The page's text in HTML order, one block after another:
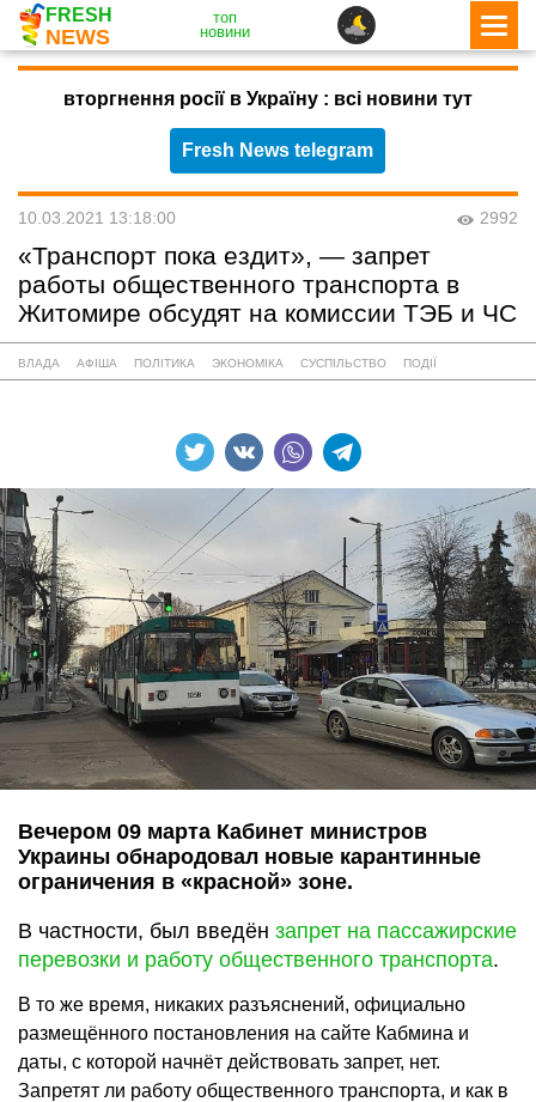
FRESH
NEWS
топ
новини
вторгнення росії в Україну : всі новини тут
Fresh News telegram
10.03.2021 13:18:00 2992
«Транспорт пока ездит», — запрет
работы общественного транспорта в
Житомире обсудят на комиссии ТЭБ и ЧС
ВЛАДА АФІША ПОЛІТИКА ЭКОНОМІКА СУСПІЛЬСТВО ПОДІЇ
Вечером 09 марта Кабинет министров
Украины обнародовал новые карантинные
ограничения в «красной» зоне.
В частности, был введён запрет на пассажирские
перевозки и работу общественного транспорта.
В то же время, никаких разъяснений, официально
размещённого постановления на сайте Кабмина и
даты, с которой начнёт действовать запрет, нет.
Запретят ли работу общественного транспорта, и как в